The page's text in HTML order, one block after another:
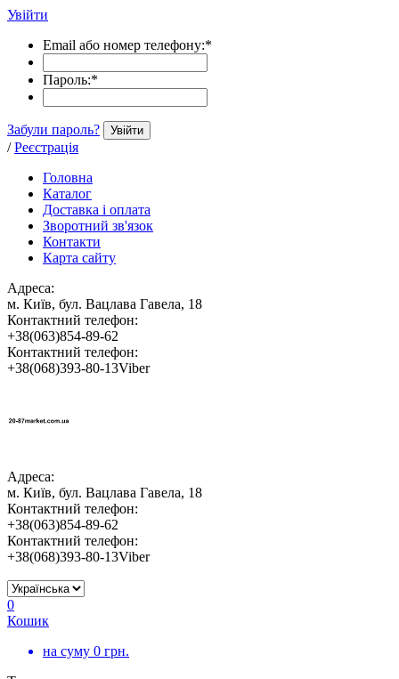
Увійти
Email або номер телефону:*
Пароль:*
Забули пароль? Увійти
/ Реєстрація
Головна
Каталог
Доставка і оплата
Зворотний зв'язок
Контакти
Карта сайту
Адреса:
м. Київ, бул. Вацлава Гавела, 18
Контактний телефон:
+38(063)854-89-62
Контактний телефон:
+38(068)393-80-13Viber
Адреса:
м. Київ, бул. Вацлава Гавела, 18
Контактний телефон:
+38(063)854-89-62
Контактний телефон:
+38(068)393-80-13Viber
0
Кошик
на суму 0 грн.